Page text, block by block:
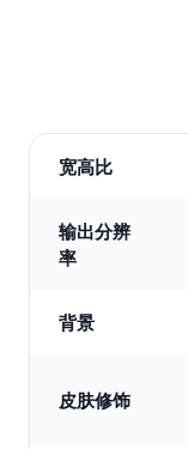
宽高比
输出分辨
率
背景
皮肤修饰